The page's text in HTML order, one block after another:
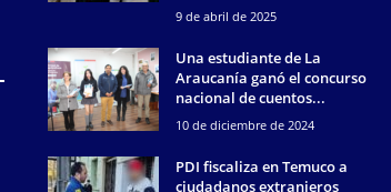
9 de abril de 2025
Una estudiante de La
Araucanía ganó el concurso
nacional de cuentos...
10 de diciembre de 2024
PDI fiscaliza en Temuco a
ciudadanos extranjeros